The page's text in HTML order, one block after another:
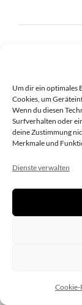
Um dir ein optimales
Cookies, um
Wenn du diesen
Surfverhalten oder
deine Zustimmung
Merkmale und
Dienste verwalten
Copyright